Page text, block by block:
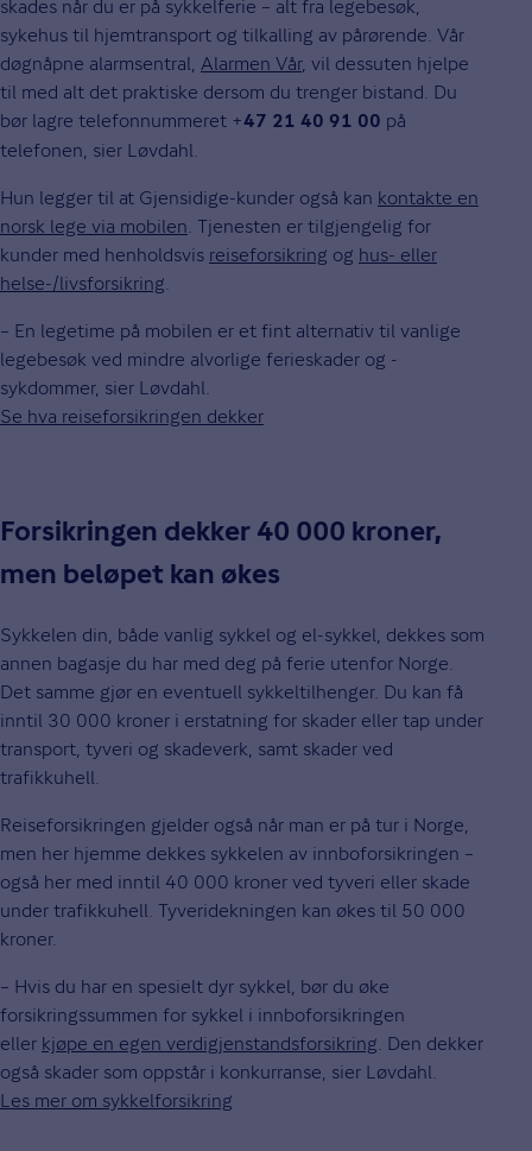
skades når du er på sykkelferie – alt fra legebesøk,
sykehus til hjemtransport og tilkalling av pårørende. Vår
døgnåpne alarmsentral, Alarmen Vår, vil dessuten hjelpe
til med alt det praktiske dersom du trenger bistand. Du
bør lagre telefonnummeret +47 21 40 91 00 på
telefonen, sier Løvdahl.
Hun legger til at Gjensidige-kunder også kan kontakte en
norsk lege via mobilen. Tjenesten er tilgjengelig for
kunder med henholdsvis reiseforsikring og hus- eller
helse-/livsforsikring.
– En legetime på mobilen er et fint alternativ til vanlige
legebesøk ved mindre alvorlige ferieskader og -
sykdommer, sier Løvdahl.
Se hva reiseforsikringen dekker
Forsikringen dekker 40 000 kroner,
men beløpet kan økes
Sykkelen din, både vanlig sykkel og el-sykkel, dekkes som
annen bagasje du har med deg på ferie utenfor Norge.
Det samme gjør en eventuell sykkeltilhenger. Du kan få
inntil 30 000 kroner i erstatning for skader eller tap under
transport, tyveri og skadeverk, samt skader ved
trafikkuhell.
Reiseforsikringen gjelder også når man er på tur i Norge,
men her hjemme dekkes sykkelen av innboforsikringen –
også her med inntil 40 000 kroner ved tyveri eller skade
under trafikkuhell. Tyveridekningen kan økes til 50 000
kroner.
– Hvis du har en spesielt dyr sykkel, bør du øke
forsikringssummen for sykkel i innboforsikringen
eller kjøpe en egen verdigjenstandsforsikring. Den dekker
også skader som oppstår i konkurranse, sier Løvdahl.
Les mer om sykkelforsikring